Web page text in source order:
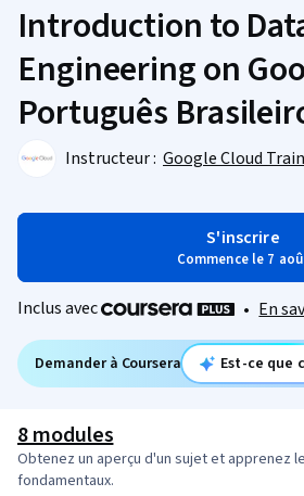
Introduction to
Engineering on
Português
Instructeur : Google Cloud
S'inscrire
Commence le 7
Inclus avec • En
Demander à Coursera Est-ce que
8 modules
Obtenez un aperçu d'un sujet et apprenez
fondamentaux.